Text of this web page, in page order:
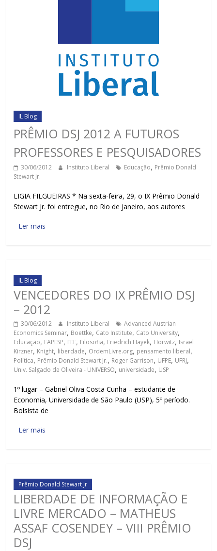
IL Blog
PRÊMIO DSJ 2012 A FUTUROS
PROFESSORES E PESQUISADORES
30/06/2012 Instituto Liberal Educação, Prêmio Donald
Stewart Jr.
LIGIA FILGUEIRAS * Na sexta-feira, 29, o IX Prêmio Donald
Stewart Jr. foi entregue, no Rio de Janeiro, aos autores
Ler mais
IL Blog
VENCEDORES DO IX PRÊMIO DSJ
– 2012
30/06/2012 Instituto Liberal
Advanced Austrian
Economics Seminar, Boettke, Cato Institute, Cato University,
Educação, FAPESP, FEE, Filosofia, Friedrich Hayek, Horwitz, Israel
Kirzner, Knight, liberdade, OrdemLivre.org, pensamento liberal,
Política, Prêmio Donald Stewart Jr., Roger Garrison, UFPE, UFRJ,
Univ. Salgado de Oliveira - UNIVERSO, universidade, USP
1º lugar – Gabriel Oliva Costa Cunha – estudante de
Economia, Universidade de São Paulo (USP), 5º período.
Bolsista de
Ler mais
Prêmio Donald Stewart Jr
LIBERDADE DE INFORMAÇÃO E
LIVRE MERCADO – MATHEUS
ASSAF COSENDEY – VIII PRÊMIO
DSJ